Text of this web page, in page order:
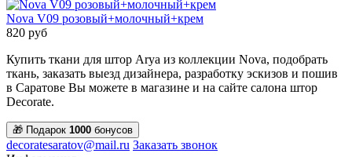
Nova V09 розовый+молочный+крем
820 руб
Купить ткани для штор Arya из коллекции Nova, подобрать
ткань, заказать выезд дизайнера, разработку эскизов и пошив
в Саратове Вы можете в магазине и на сайте салона штор
Decorate.
🎁 Подарок 1000 бонусов
decoratesaratov@mail.ru Заказать звонок